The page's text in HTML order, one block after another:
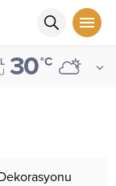
30°C